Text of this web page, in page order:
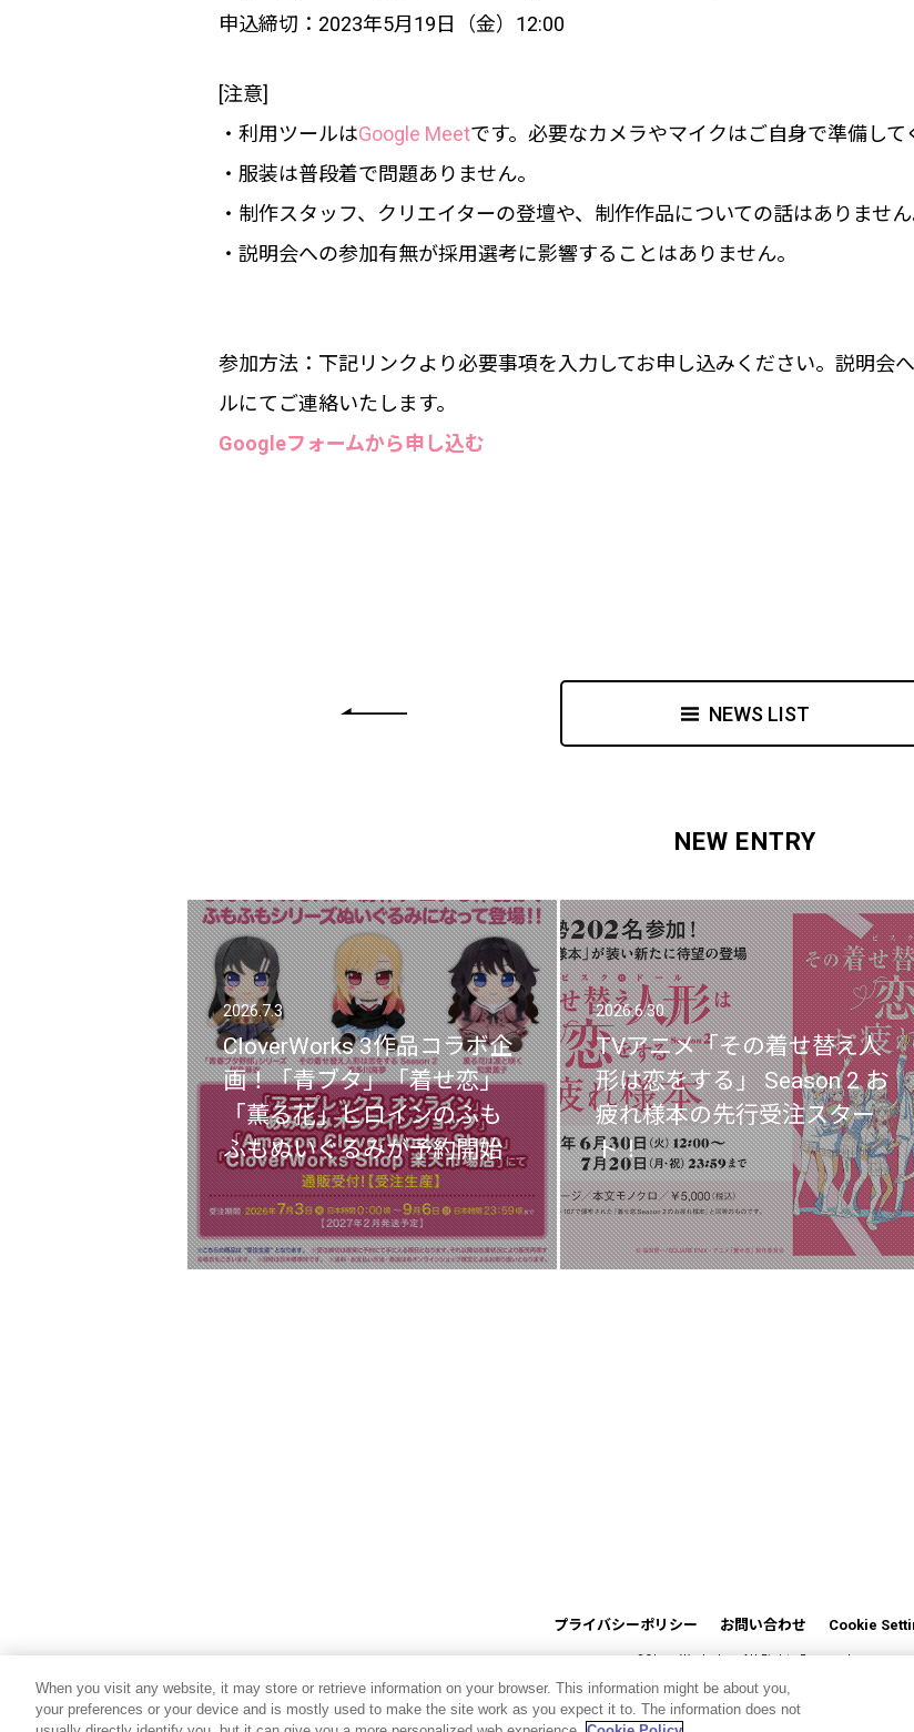
申込締切：2023年5月19日（金）12:00
[注意]
・利用ツールはGoogle Meetです。必要なカメラやマイクはご自身で準備して
・服装は普段着で問題ありません。
・制作スタッフ、クリエイターの登壇や、制作作品についての話はありません
・説明会への参加有無が採用選考に影響することはありません。
参加方法：下記リンクより必要事項を入力してお申し込みください。説明会
ルにてご連絡いたします。
Googleフォームから申し込む
NEWS LIST
NEW ENTRY
2026.7.3
CloverWorks 3作品コラボ企
画！「青ブタ」「着せ恋」
「薫る花」ヒロインのふも
ふもぬいぐるみが予約開始
2026.7.3
CloverWorks 3作品コラボ企
画！「青ブタ」「着せ恋」
「薫る花」ヒロインのふも
ふもぬいぐるみが予約開始
2026.6.30
TVアニメ「その着せ替え人
形は恋をする」 Season 2 お
疲れ様本の先行受注スター
ト！
2026.6.30
TVアニメ「その着せ替え人
形は恋をする」 Season 2 お
疲れ様本の先行受注スター
ト！
プライバシーポリシー お問い合わせ Cookie
©CloverWorks Inc. All Rights Reserved.
When you visit any website, it may store or retrieve information on your browser. This information might be about you,
your preferences or your device and is mostly used to make the site work as you expect it to. The information does not